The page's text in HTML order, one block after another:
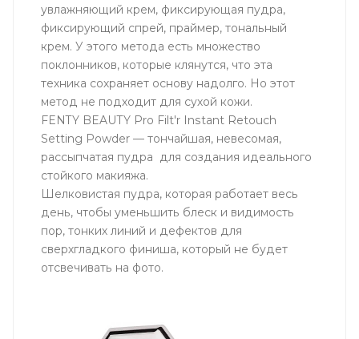
увлажняющий крем, фиксирующая пудра,
фиксирующий спрей, праймер, тональный
крем. У этого метода есть множество
поклонников, которые клянутся, что эта
техника сохраняет основу надолго. Но этот
метод не подходит для сухой кожи.
FENTY BEAUTY Pro Filt'r Instant Retouch
Setting Powder — тончайшая, невесомая,
рассыпчатая пудра для создания идеального
стойкого макияжа.
Шелковистая пудра, которая работает весь
день, чтобы уменьшить блеск и видимость
пор, тонких линий и дефектов для
сверхгладкого финиша, который не будет
отсвечивать на фото.